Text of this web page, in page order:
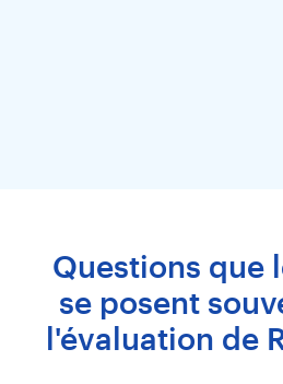
Questions que
se posent
l'évaluation de